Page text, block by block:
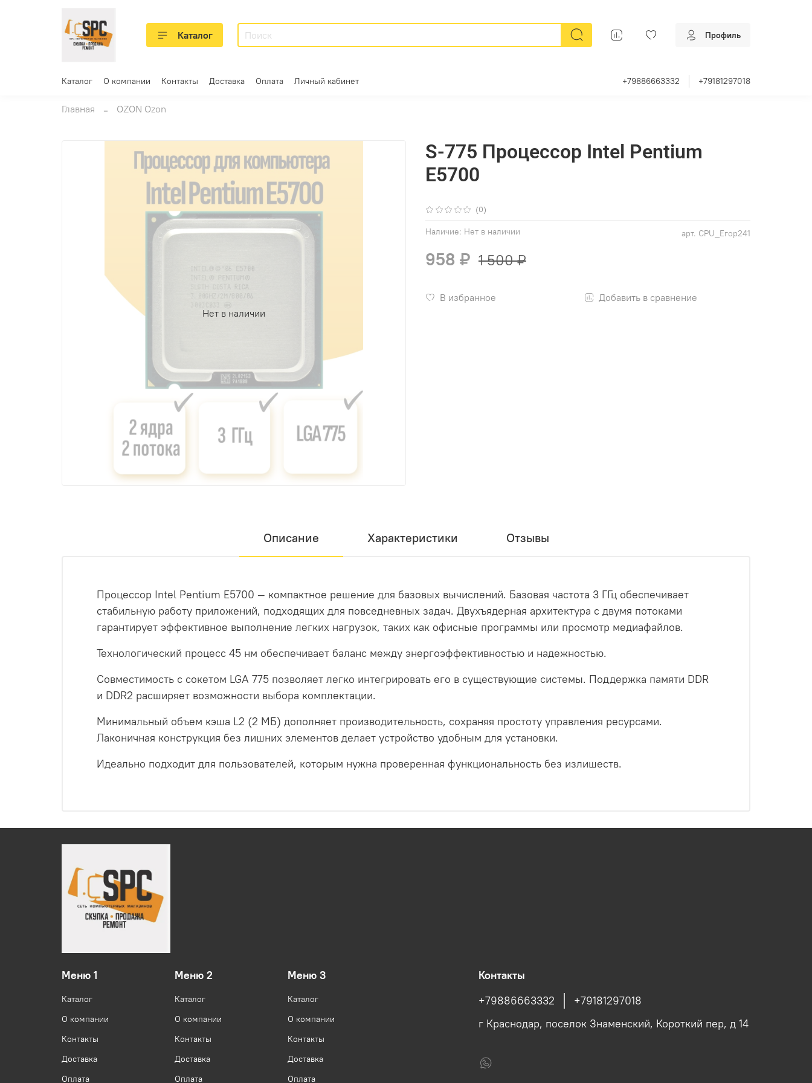
Каталог Профиль
Каталог О компании Контакты Доставка Оплата Личный кабинет +79886663332 +79181297018
Главная OZON Ozon
Нет в наличии
(0)
арт. CPU_Егор241
Наличие: Нет в наличии
S-775 Процессор Intel Pentium
E5700
958 ₽ 1 500 ₽
В избранное Добавить в сравнение
Описание Характеристики Отзывы
Процессор Intel Pentium E5700 — компактное решение для базовых вычислений. Базовая частота 3 ГГц обеспечивает
стабильную работу приложений, подходящих для повседневных задач. Двухъядерная архитектура с двумя потоками
гарантирует эффективное выполнение легких нагрузок, таких как офисные программы или просмотр медиафайлов.
Технологический процесс 45 нм обеспечивает баланс между энергоэффективностью и надежностью.
Совместимость с сокетом LGA 775 позволяет легко интегрировать его в существующие системы. Поддержка памяти DDR
и DDR2 расширяет возможности выбора комплектации.
Минимальный объем кэша L2 (2 МБ) дополняет производительность, сохраняя простоту управления ресурсами.
Лаконичная конструкция без лишних элементов делает устройство удобным для установки.
Идеально подходит для пользователей, которым нужна проверенная функциональность без излишеств.
Меню 1
Каталог
О компании
Контакты
Доставка
Оплата
Меню 2
Каталог
О компании
Контакты
Доставка
Оплата
Меню 3
Каталог
О компании
Контакты
Доставка
Оплата
Контакты
+79886663332
+79181297018
г Краснодар, поселок Знаменский, Короткий пер, д 14